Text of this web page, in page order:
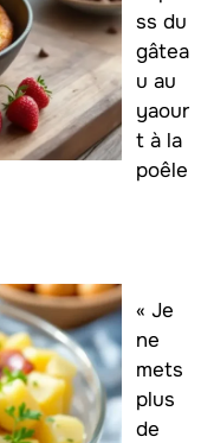
ss du
gâtea
u au
yaour
t à la
poêle
« Je
ne
mets
plus
de